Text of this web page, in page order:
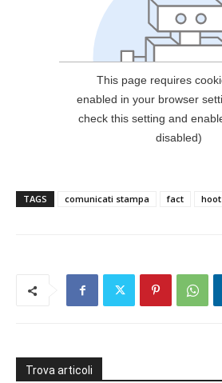
TAGS comunicati stampa fact hoot
Trova articoli